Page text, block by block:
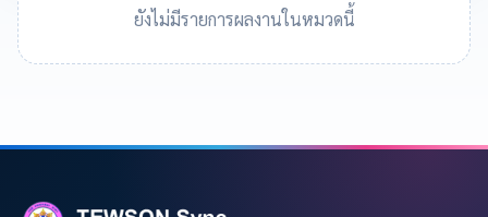
ยังไม่มีรายการผลงานในหมวดนี้